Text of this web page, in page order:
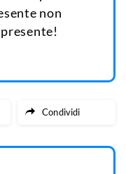
non
Condividi